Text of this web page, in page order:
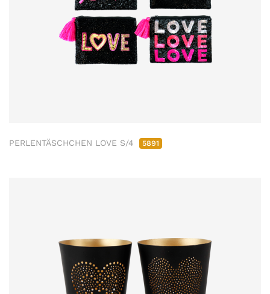
PERLENTÄSCHCHEN LOVE S/4 5891